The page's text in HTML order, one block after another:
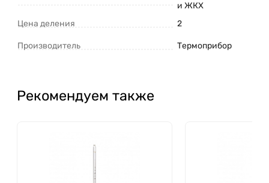
и ЖКХ
Цена деления
2
Производитель Термоприбор
Рекомендуем также